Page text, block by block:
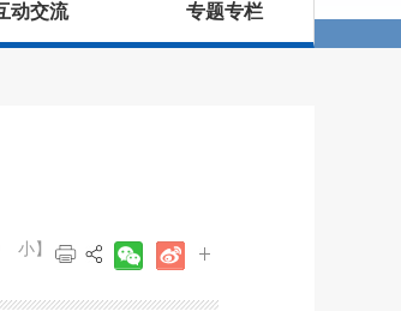
动交流 专题专栏
小 】